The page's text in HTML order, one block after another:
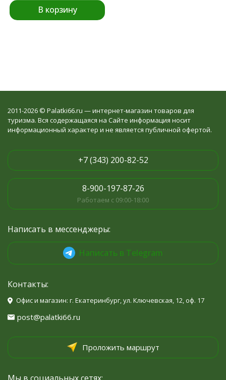
В корзину
2011-2026 © Palatki66.ru — интернет-магазин товаров для
туризма. Вся содержащаяся на Сайте информация носит
информационный характер и не является публичной офертой.
+7 (343) 200-82-52
8-900-197-87-26
Работаем с 09:00-18:00
Написать в мессенджеры:
Написать в Telegram
Контакты:
Офис и магазин: г. Екатеринбург, ул. Ключевская, 12, оф. 17
post@palatki66.ru
Проложить маршрут